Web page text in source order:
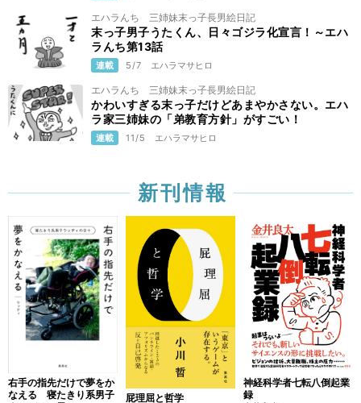
エハラんち 三姉妹末っ子長男絵日記
末っ子男子うたくん、日々ゴジラ化宣言！～エハ
ラんち第13話
連載 5/7 エハラマサヒロ
エハラんち 三姉妹末っ子長男絵日記
かわいすぎる末っ子だけどあまやかさない。エハ
ラ家三姉妹の「弟教育方針」がすごい！
連載 11/5 エハラマサヒロ
新刊情報
右手の指先だけで夢をか
なえる 寝たきり系男子
屁理屈と哲学
神経科学者七転八倒起業
録